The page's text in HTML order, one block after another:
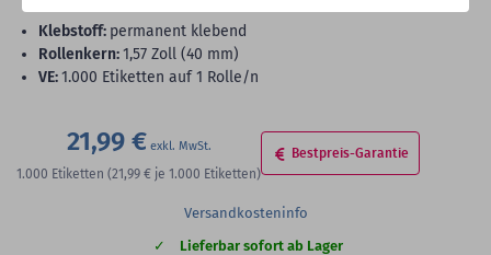
Klebstoff: permanent klebend
Rollenkern:1,57 Zoll (40 mm)
VE:1.000 Etiketten auf 1 Rolle/n
21,99 €
1.000 Etiketten (21,99 € je 1.000 Etiketten)
Bestpreis-Garantie
Versandkosteninfo
Lieferbar sofort ab Lager